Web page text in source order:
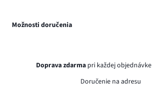
Možnosti doručenia
Doprava zdarma pri každej objednávke
Doručenie na adresu